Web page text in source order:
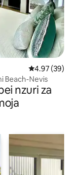
Ukadiriaji wa
4.97 (39)
Beach-Nevis
nzuri za